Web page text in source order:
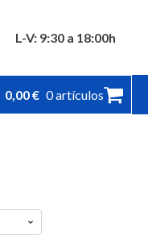
L-V: 9:30 a 18:00h
0,00€ 0 artículos